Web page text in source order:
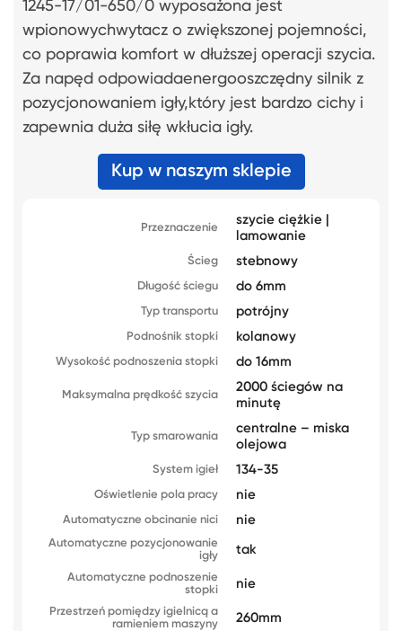
1245-17/01-650/0 wyposażona jest
wpionowychwytacz o zwiększonej pojemności,
co poprawia komfort w dłuższej operacji szycia.
Za napęd odpowiadaenergooszczędny silnik z
pozycjonowaniem igły,który jest bardzo cichy i
zapewnia duża siłę wkłucia igły.
Kup w naszym sklepie
Przeznaczenie
szycie ciężkie |
lamowanie
Ścieg stebnowy
Długość ściegu do 6mm
Typ transportu potrójny
Podnośnik stopki kolanowy
Wysokość podnoszenia stopki do 16mm
Maksymalna prędkość szycia
2000 ściegów na
minutę
Typ smarowania
centralne – miska
olejowa
System igieł 134-35
Oświetlenie pola pracy nie
Automatyczne obcinanie nici nie
Automatyczne pozycjonowanie
igły
tak
Automatyczne podnoszenie
stopki
nie
Przestrzeń pomiędzy igielnicą a
ramieniem maszyny
260mm